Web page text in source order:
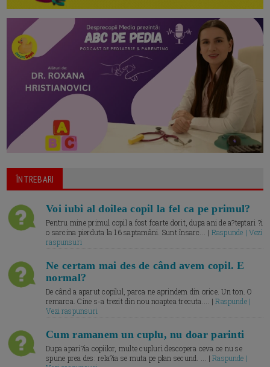
ÎNTREBARI
Voi iubi al doilea copil la fel ca pe primul?
Pentru mine primul copil a fost foarte dorit, dupa ani de a?teptari ?i
o sarcina pierduta la 16 saptamâni. Sunt însarc... | Raspunde | Vezi
raspunsuri
Ne certam mai des de când avem copil. E
normal?
De când a aparut copilul, parca ne aprindem din orice. Un ton. O
remarca. Cine s-a trezit din nou noaptea trecuta.... |Raspunde |
Vezi raspunsuri
Cum ramanem un cuplu, nu doar parinti
Dupa apari?ia copiilor, multe cupluri descopera ceva ce nu se
spune prea des: rela?ia se muta pe plan secund. ... |Raspunde |